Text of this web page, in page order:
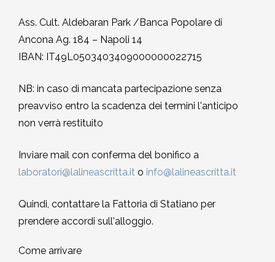
Ass. Cult. Aldebaran Park /Banca Popolare di
Ancona Ag. 184 – Napoli 14
IBAN: IT49L0503403409000000022715
NB: in caso di mancata partecipazione senza
preavviso entro la scadenza dei termini l'anticipo
non verrà restituito
Inviare mail con conferma del bonifico a
laboratori@lalineascritta.it o info@lalineascritta.it
Quindi, contattare la Fattoria di Statiano per
prendere accordi sull'alloggio.
Come arrivare